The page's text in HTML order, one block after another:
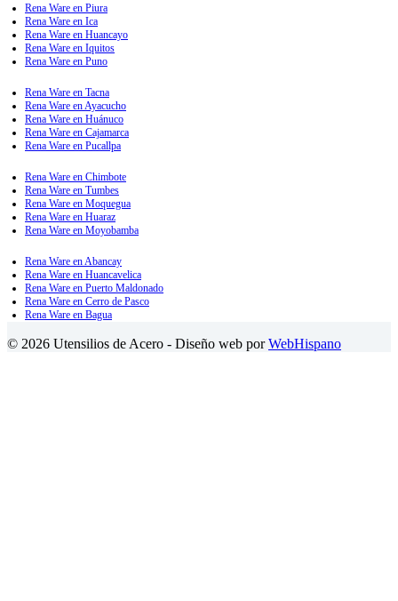
Rena Ware en Piura
Rena Ware en Ica
Rena Ware en Huancayo
Rena Ware en Iquitos
Rena Ware en Puno
Rena Ware en Tacna
Rena Ware en Ayacucho
Rena Ware en Huánuco
Rena Ware en Cajamarca
Rena Ware en Pucallpa
Rena Ware en Chimbote
Rena Ware en Tumbes
Rena Ware en Moquegua
Rena Ware en Huaraz
Rena Ware en Moyobamba
Rena Ware en Abancay
Rena Ware en Huancavelica
Rena Ware en Puerto Maldonado
Rena Ware en Cerro de Pasco
Rena Ware en Bagua
© 2026 Utensilios de Acero - Diseño web porWebHispano